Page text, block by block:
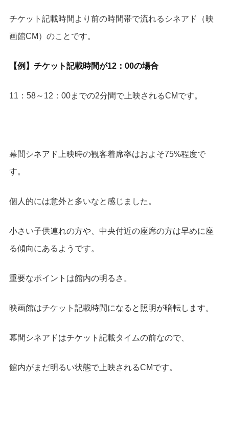
チケット記載時間より前の時間帯で流れるシネアド（映
画館CM）のことです。
【例】チケット記載時間が12：00の場合
11：58～12：00までの2分間で上映されるCMです。
幕間シネアド上映時の観客着席率はおよそ75%程度で
す。
個人的には意外と多いなと感じました。
小さい子供連れの方や、中央付近の座席の方は早めに座
る傾向にあるようです。
重要なポイントは館内の明るさ。
映画館はチケット記載時間になると照明が暗転します。
幕間シネアドはチケット記載タイムの前なので、
館内がまだ明るい状態で上映されるCMです。